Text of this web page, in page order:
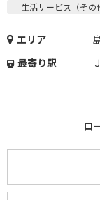
生活サービス（その
エリア
最寄り駅
ロ